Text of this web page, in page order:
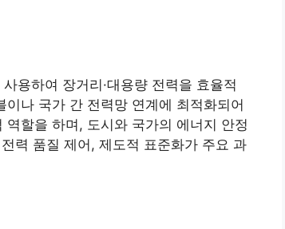
용하여 장거리·대용량 전력을 효율적
나 국가 간 전력망 연계에 최적화되어
할을 하며, 도시와 국가의 에너지 안정
력 품질 제어, 제도적 표준화가 주요 과